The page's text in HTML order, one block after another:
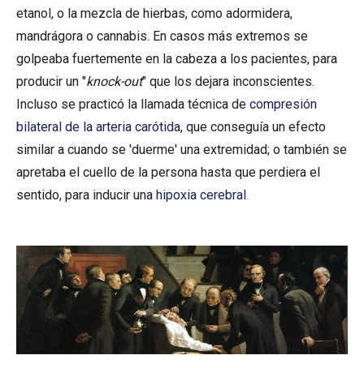
etanol, o la mezcla de hierbas, como adormidera,
mandrágora o cannabis. En casos más extremos se
golpeaba fuertemente en la cabeza a los pacientes, para
producir un "knock-out" que los dejara inconscientes.
Incluso se practicó la llamada técnica de compresión
bilateral de la arteria carótida, que conseguía un efecto
similar a cuando se 'duerme' una extremidad; o también se
apretaba el cuello de la persona hasta que perdiera el
sentido, para inducir una hipoxia cerebral .